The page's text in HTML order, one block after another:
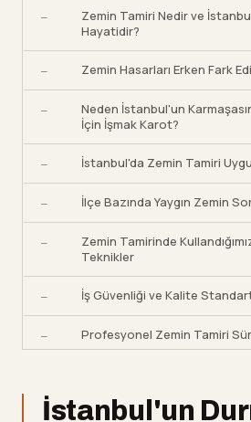
—
Zemin Tamiri Nedir ve
Hayatidir?
— Zemin Hasarları Erken Fark
—
Neden İstanbul'un
İçin İşmak Karot?
— İstanbul'da Zemin Tamiri
— İlçe Bazında Yaygın Zemin
—
Zemin Tamirinde
Teknikler
— İş Güvenliği ve Kalite
— Profesyonel Zemin Tamiri
Diğer Hizmet Bölgelerimiz
İstanbul'un